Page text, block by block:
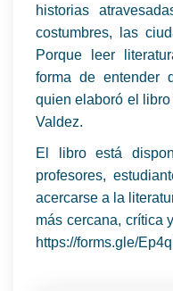
historias
costumbres, las
Porque leer
forma de entender
quien elaboró el
Valdez.
El libro está
profesores,
acercarse a la
más cercana, crítica
https://forms.gle/